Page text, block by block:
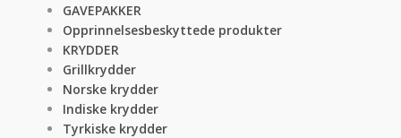
GAVEPAKKER
Opprinnelsesbeskyttede produkter
KRYDDER
Grillkrydder
Norske krydder
Indiske krydder
Tyrkiske krydder